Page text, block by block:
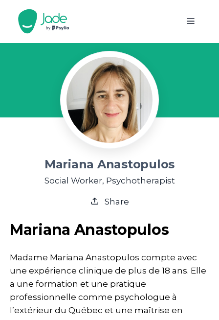
Mariana Anastopulos
Social Worker, Psychotherapist
Share
Mariana Anastopulos
Madame Mariana Anastopulos compte avec
une expérience clinique de plus de 18 ans. Elle
a une formation et une pratique
professionnelle comme psychologue à
l’extérieur du Québec et une maîtrise en